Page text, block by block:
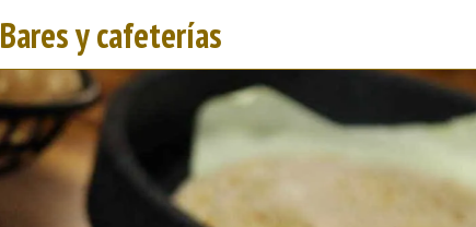
Bares y cafeterías